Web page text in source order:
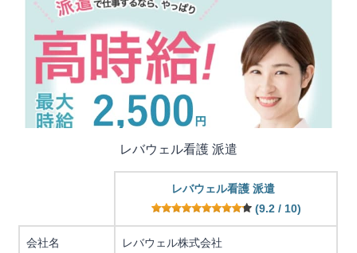
レバウェル看護 派遣
レバウェル看護 派遣
(9.2 / 10)
会社名 レバウェル株式会社